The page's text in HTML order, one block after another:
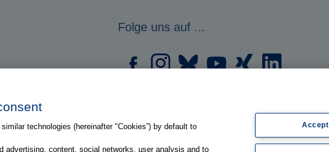
Folge uns auf ...
technologies (hereinafter "Cookies”) by default to
advertising, content, social networks, user analysis and to
Accept